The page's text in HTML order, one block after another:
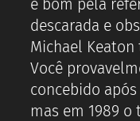
é bom pela
descarada e
Michael
Você
concebido
mas em 1989